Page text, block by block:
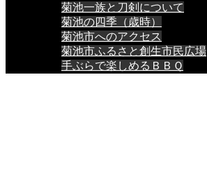
菊池一族と刀剣について
菊池の四季（歳時）
菊池市へのアクセス
菊池市ふるさと創生市民広場
手ぶらで楽しめるＢＢＱ